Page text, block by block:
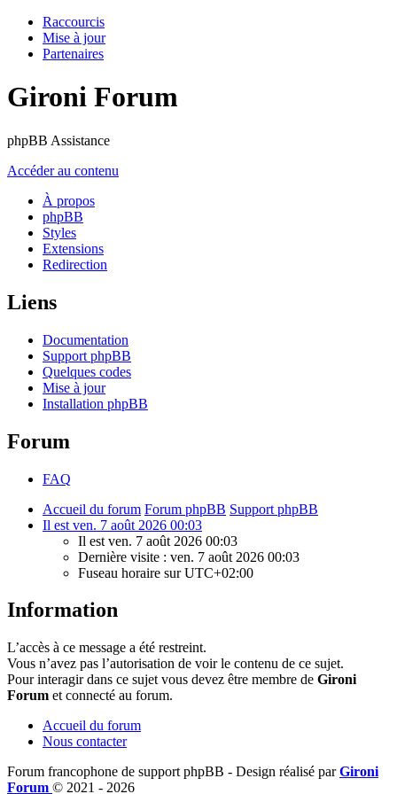
Raccourcis
Mise à jour
Partenaires
Gironi Forum
phpBB Assistance
Accéder au contenu
À propos
phpBB
Styles
Extensions
Redirection
Liens
Documentation
Support phpBB
Quelques codes
Mise à jour
Installation phpBB
Forum
FAQ
Accueil du forum Forum phpBB Support phpBB
Il est ven. 7 août 2026 00:03
Il est ven. 7 août 2026 00:03
Dernière visite : ven. 7 août 2026 00:03
Fuseau horaire surUTC+02:00
Information
L’accès à ce message a été restreint.
Vous n’avez pas l’autorisation de voir le contenu de ce sujet.
Pour interagir dans ce sujet vous devez être membre de Gironi
Forum et connecté au forum.
Accueil du forum
Nous contacter
Forum francophone de support phpBB - Design réalisé parGironi
Forum © 2021 - 2026